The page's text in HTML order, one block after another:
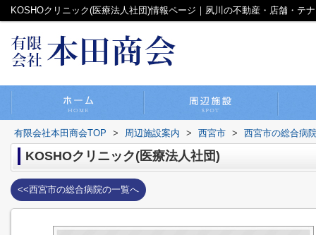
KOSHOクリニック(医療法人社団)情報ページ｜夙川の不動産・店舗・テ
有限会社本田商会TOP > 周辺施設案内 > 西宮市 > 西宮市の総合病
KOSHOクリニック(医療法人社団)
<<西宮市の総合病院の一覧へ